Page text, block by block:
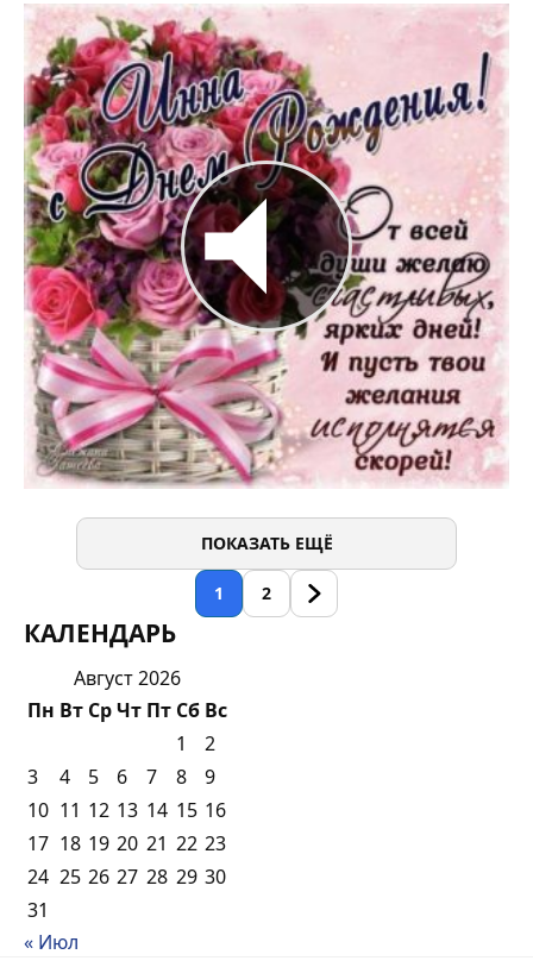
ПОКАЗАТЬ ЕЩЁ
1 2
КАЛЕНДАРЬ
Август 2026
Пн Вт СрЧт Пт Сб Вс
1
2
3
4 5 6 7 8
9
10 11 12 13 14 15 16
17 18 19 20 21 22 23
24 25 26 27 28 29 30
31
« Июл